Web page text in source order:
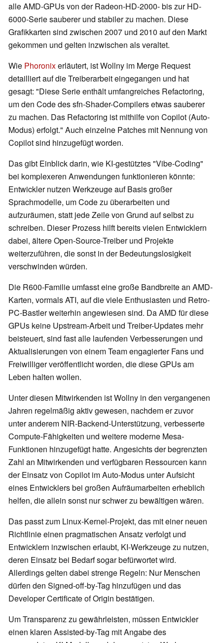
alle AMD-GPUs von der Radeon-HD-2000- bis zur HD-
6000-Serie sauberer und stabiler zu machen. Diese
Grafikkarten sind zwischen 2007 und 2010 auf den Markt
gekommen und gelten inzwischen als veraltet.
Wie Phoronixerläutert, ist Wollny im Merge Request
detailliert auf die Treiberarbeit eingegangen und hat
gesagt: "Diese Serie enthält umfangreiches Refactoring,
um den Code des sfn-Shader-Compilers etwas sauberer
zu machen. Das Refactoring ist mithilfe von Copilot (Auto-
Modus) erfolgt." Auch einzelne Patches mit Nennung von
Copilot sind hinzugefügt worden.
Das gibt Einblick darin, wie KI-gestütztes "Vibe-Coding"
bei komplexeren Anwendungen funktionieren könnte:
Entwickler nutzen Werkzeuge auf Basis großer
Sprachmodelle, um Code zu überarbeiten und
aufzuräumen, statt jede Zeile von Grund auf selbst zu
schreiben. Dieser Prozess hilft bereits vielen Entwicklern
dabei, ältere Open-Source-Treiber und Projekte
weiterzuführen, die sonst in der Bedeutungslosigkeit
verschwinden würden.
Die R600-Familie umfasst eine große Bandbreite an AMD-
Karten, vormals ATI, auf die viele Enthusiasten und Retro-
PC-Bastler weiterhin angewiesen sind. Da AMD für diese
GPUs keine Upstream-Arbeit und Treiber-Updates mehr
beisteuert, sind fast alle laufenden Verbesserungen und
Aktualisierungen von einem Team engagierter Fans und
Freiwilliger veröffentlicht worden, die diese GPUs am
Leben halten wollen.
Unter diesen Mitwirkenden ist Wollny in den vergangenen
Jahren regelmäßig aktiv gewesen, nachdem er zuvor
unter anderem NIR-Backend-Unterstützung, verbesserte
Compute-Fähigkeiten und weitere moderne Mesa-
Funktionen hinzugefügt hatte. Angesichts der begrenzten
Zahl an Mitwirkenden und verfügbaren Ressourcen kann
der Einsatz von Copilot im Auto-Modus unter Aufsicht
eines Entwicklers bei großen Aufräumarbeiten erheblich
helfen, die allein sonst nur schwer zu bewältigen wären.
Das passt zum Linux-Kernel-Projekt, das mit einer neuen
Richtlinie einen pragmatischen Ansatz verfolgt und
Entwicklern inzwischen erlaubt, KI-Werkzeuge zu nutzen,
deren Einsatz bei Bedarf sogar befürwortet wird.
Allerdings gelten dabei strenge Regeln: Nur Menschen
dürfen den Signed-off-by-Tag hinzufügen und das
Developer Certificate of Origin bestätigen.
Um Transparenz zu gewährleisten, müssen Entwickler
einen klaren Assisted-by-Tag mit Angabe des